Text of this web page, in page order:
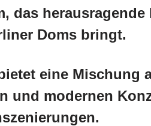
das
Doms bringt.
eine Mischung
und modernen